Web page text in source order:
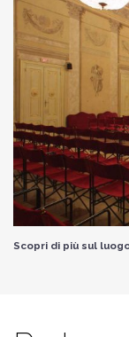
Scopri di più sul